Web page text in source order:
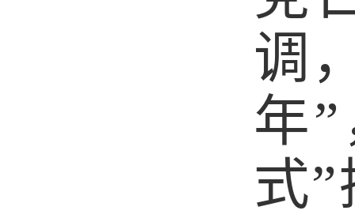
调
年
式